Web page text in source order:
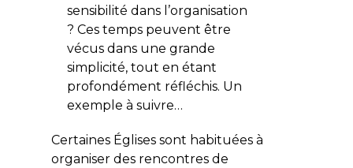
sensibilité dans l’organisation
? Ces temps peuvent être
vécus dans une grande
simplicité, tout en étant
profondément réfléchis. Un
exemple à suivre…
Certaines Églises sont habituées à
organiser des rencontres de